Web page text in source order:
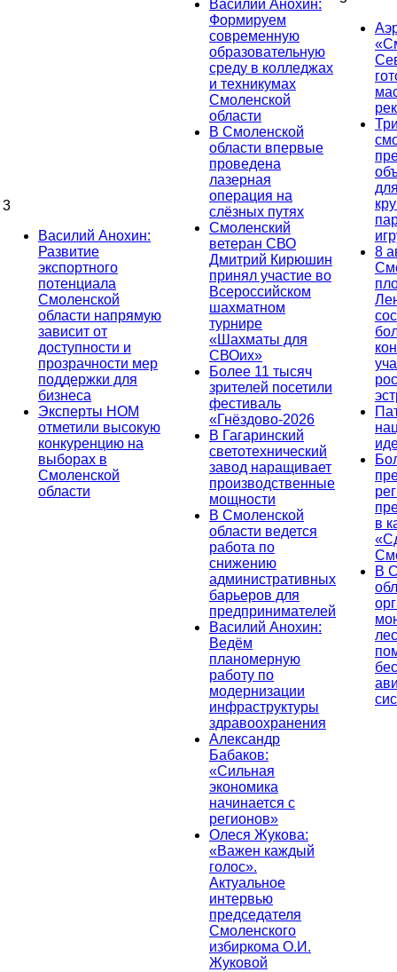
3
Василий Анохин:
Развитие
экспортного
потенциала
Смоленской
области напрямую
зависит от
доступности и
прозрачности мер
поддержки для
бизнеса
Эксперты НОМ
отметили высокую
конкуренцию на
выборах в
Смоленской
области
Василий Анохин:
Формируем
современную
образовательную
среду в колледжах
и техникумах
Смоленской
области
В Смоленской
области впервые
проведена
лазерная
операция на
слёзных путях
Смоленский
ветеран СВО
Дмитрий Кирюшин
принял участие во
Всероссийском
шахматном
турнире
«Шахматы для
СВОих»
Более 11 тысяч
зрителей посетили
фестиваль
«Гнёздово-2026
В Гагаринский
светотехнический
завод наращивает
производственные
мощности
В Смоленской
области ведется
работа по
снижению
административных
барьеров для
предпринимателей
Василий Анохин:
Ведём
планомерную
работу по
модернизации
инфраструктуры
здравоохранения
Александр
Бабаков:
«Сильная
экономика
начинается с
регионов»
Олеся Жукова:
«Важен каждый
голос».
Актуальное
интервью
председателя
Смоленского
избиркома О.И.
Жуковой
8
в
В